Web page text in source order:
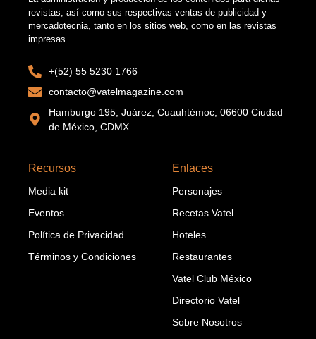
revistas, así como sus respectivas ventas de publicidad y
mercadotecnia, tanto en los sitios web, como en las revistas
impresas.
+(52) 55 5230 1766
contacto@vatelmagazine.com
Hamburgo 195, Juárez, Cuauhtémoc, 06600 Ciudad
de México, CDMX
Recursos
Media kit
Eventos
Política de Privacidad
Términos y Condiciones
Enlaces
Personajes
Recetas Vatel
Hoteles
Restaurantes
Vatel Club México
Directorio Vatel
Sobre Nosotros